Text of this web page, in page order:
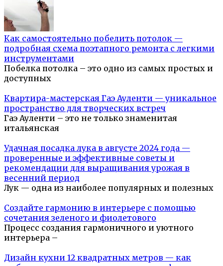
Как самостоятельно побелить потолок —
подробная схема поэтапного ремонта с легкими
инструментами
Побелка потолка – это одно из самых простых и
доступных
Квартира-мастерская Гаэ Ауленти — уникальное
пространство для творческих встреч
Гаэ Ауленти – это не только знаменитая
итальянская
Удачная посадка лука в августе 2024 года —
проверенные и эффективные советы и
рекомендации для выращивания урожая в
весенний период
Лук — одна из наиболее популярных и полезных
Создайте гармонию в интерьере с помощью
сочетания зеленого и фиолетового
Процесс создания гармоничного и уютного
интерьера –
Дизайн кухни 12 квадратных метров — как